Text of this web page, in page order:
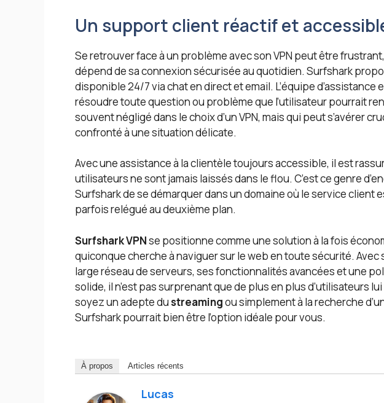
Un support client réactif et
Se retrouver face à un problème avec son VPN peut être
dépend de sa connexion sécurisée au quotidien. Surfshark
disponible 24/7 via chat en direct et email. L’équipe
résoudre toute question ou problème que l’utilisateur pourrait
souvent négligé dans le choix d’un VPN, mais qui peut s’avérer
confronté à une situation délicate.
Avec une assistance à la clientèle toujours accessible, il est
utilisateurs ne sont jamais laissés dans le flou. C’est ce genre
Surfshark de se démarquer dans un domaine où le service client
parfois relégué au deuxième plan.
Surfshark VPNse positionne comme une solution à la fois
quiconque cherche à naviguer sur le web en toute sécurité.
large réseau de serveurs, ses fonctionnalités avancées et une
solide, il n’est pas surprenant que de plus en plus d’utilisateurs
soyez un adepte dustreamingou simplement à la recherche
Surfshark pourrait bien être l’option idéale pour vous.
À propos Articles récents
Lucas